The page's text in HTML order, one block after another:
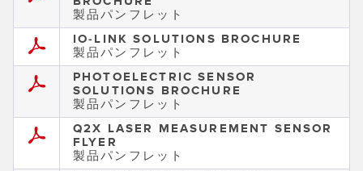
製品パンフレット
IO-LINK SOLUTIONS BROCHURE
製品パンフレット
PHOTOELECTRIC SENSOR
SOLUTIONS BROCHURE
製品パンフレット
Q2X LASER MEASUREMENT SENSOR
FLYER
製品パンフレット